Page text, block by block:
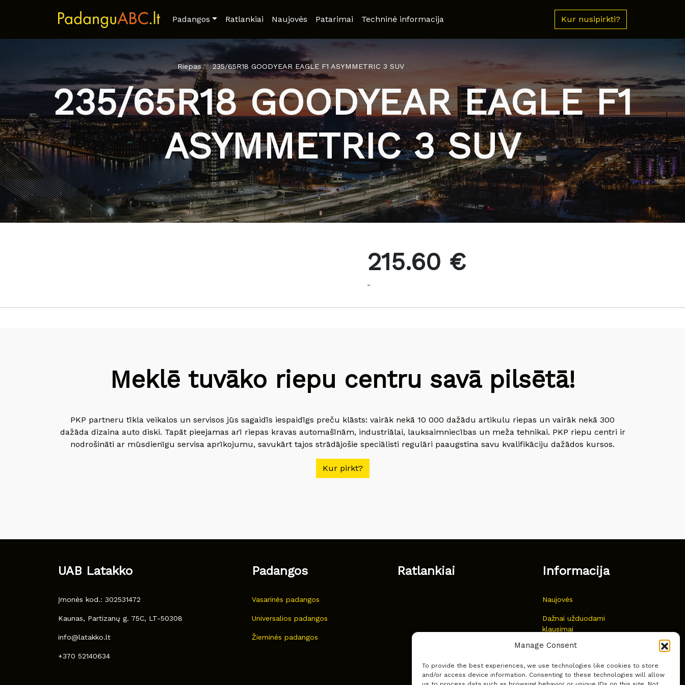
Manage Consent
To provide the best experiences, we use technologies like cookies to store
and/or access device information. Consenting to these technologies will allow
Padangos Ratlankiai Naujovės Patarimai Techninė informacija Kur nusipirkti?
Riepas 235/65R18 GOODYEAR EAGLE F1 ASYMMETRIC 3 SUV
235/65R18 GOODYEAR EAGLE F1
ASYMMETRIC 3 SUV
215.60 €
-
Meklē tuvāko riepu centru savā pilsētā!
PKP partneru tīkla veikalos un servisos jūs sagaidīs iespaidīgs preču klāsts: vairāk nekā 10 000 dažādu artikulu riepas un vairāk nekā 300
dažāda dizaina auto diski. Tapāt pieejamas arī riepas kravas automašīnām, industriālai, lauksaimniecības un meža tehnikai. PKP riepu centri ir
nodrošināti ar mūsdienīgu servisa aprīkojumu, savukārt tajos strādājošie speciālisti regulāri paaugstina savu kvalifikāciju dažādos kursos.
Kur pirkt?
UAB Latakko
Įmonės kod.: 302531472
Kaunas, Partizanų g. 75C, LT-50308
info@latakko.lt
+370 52140634
Padangos
Vasarinės padangos
Universalios padangos
Žieminės padangos
Ratlankiai Informacija
Naujovės
Dažnai užduodami
klausimai
Kur nusipirkti?
Privatumas